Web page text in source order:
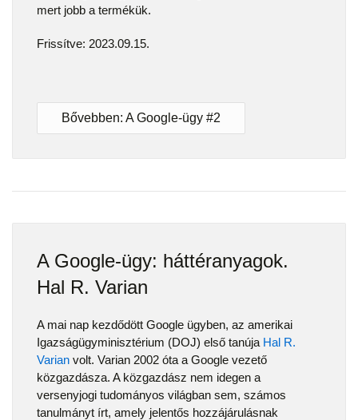
mert jobb a termékük.
Frissítve: 2023.09.15.
Bővebben: A Google-ügy #2
A Google-ügy: háttéranyagok.
Hal R. Varian
A mai nap kezdődött Google ügyben, az amerikai
Igazságügyminisztérium (DOJ) első tanúja Hal R.
Varian volt. Varian 2002 óta a Google vezető
közgazdásza. A közgazdász nem idegen a
versenyjogi tudományos világban sem, számos
tanulmányt írt, amely jelentős hozzájárulásnak